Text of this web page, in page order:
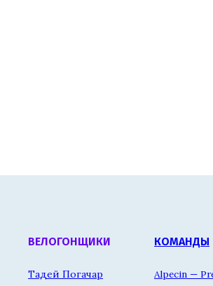
ВЕЛОГОНЩИКИ
Тадей Погачар
КОМАНДЫ
Alpecin —